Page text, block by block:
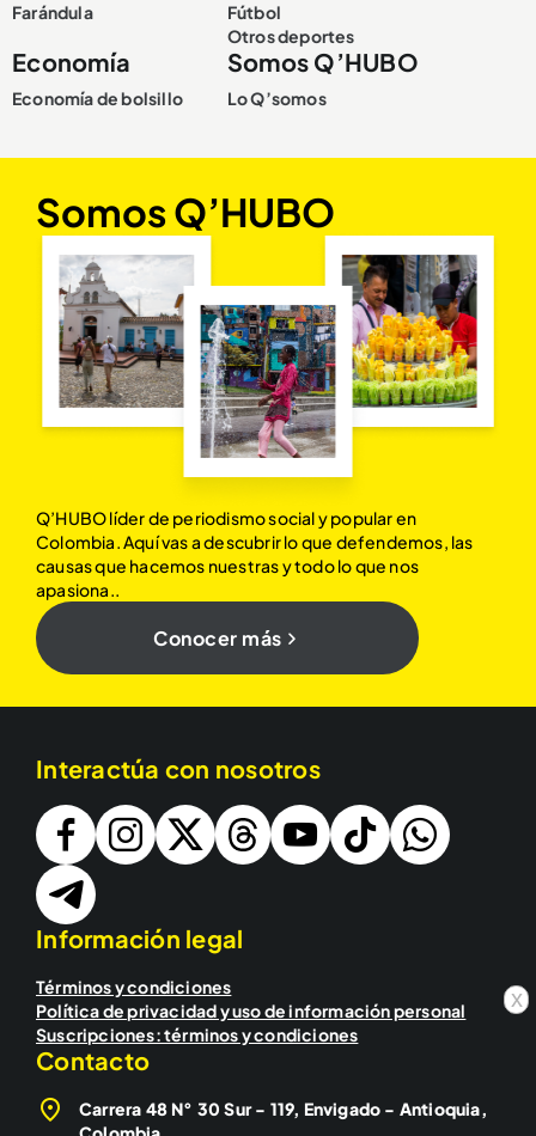
x
Farándula
Fútbol
Otros deportes
Economía
Economía de bolsillo
Somos Q’HUBO
Lo Q’somos
Somos Q’HUBO
Q’HUBO líder de periodismo social y popular en
Colombia. Aquí vas a descubrir lo que defendemos, las
causas que hacemos nuestras y todo lo que nos
apasiona..
Conocer más
Interactúa con nosotros
Información legal
Términos y condiciones
Política de privacidad y uso de información personal
Suscripciones: términos y condiciones
Contacto
Carrera 48 N° 30 Sur - 119, Envigado - Antioquia,